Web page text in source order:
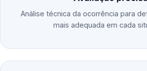
Análise técnica da ocorrência para
mais adequada em cada